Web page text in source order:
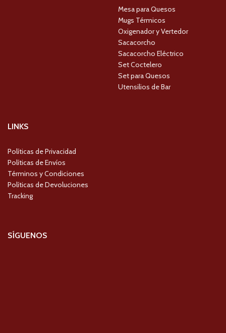
Mesa para Quesos
Mugs Térmicos
Oxigenador y Vertedor
Sacacorcho
Sacacorcho Eléctrico
Set Coctelero
Set para Quesos
Utensilios de Bar
LINKS
Políticas de Privacidad
Políticas de Envíos
Términos y Condiciones
Políticas de Devoluciones
Tracking
SÍGUENOS